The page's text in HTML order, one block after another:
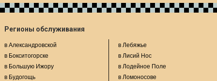
Регионы обслуживания
в Александровской
в Бокситогорске
в Большую Ижору
в Будогощь
в Лебяжье
в Лисий Нос
в Лодейное Поле
в Ломоносове